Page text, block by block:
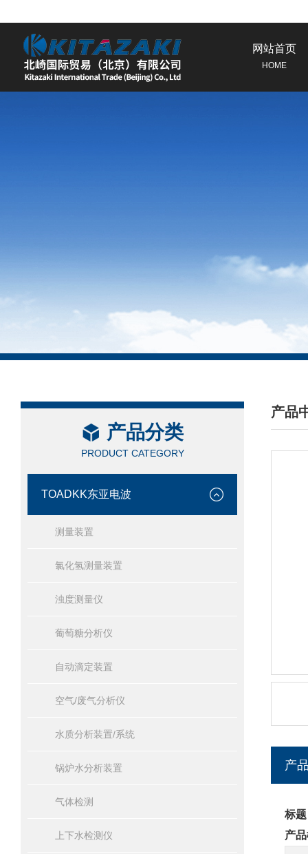
网站首页
HOME
产品分类
PRODUCT CATEGORY
TOADKK东亚电波
测量装置
氯化氢测量装置
浊度测量仪
葡萄糖分析仪
自动滴定装置
空气/废气分析仪
水质分析装置/系统
锅炉水分析装置
气体检测
上下水检测仪
产品
/
产
标
产